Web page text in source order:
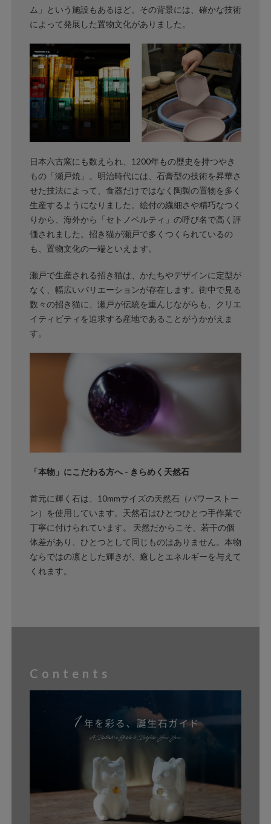
ム」という施設もあるほど。その背景には、確かな技術
によって発展した置物文化がありました。
日本六古窯にも数えられ、1200年もの歴史を持つやき
もの「瀬戸焼」。明治時代には、石膏型の技術を昇華さ
せた技法によって、食器だけではなく陶製の置物を多く
生産するようになりました。絵付の繊細さや精巧なつく
りから、海外から「セトノベルティ」の呼び名で高く評
価されました。招き猫が瀬戸で多くつくられているの
も、置物文化の一端といえます。
瀬戸で生産される招き猫は、かたちやデザインに定型が
なく、幅広いバリエーションが存在します。街中で見る
数々の招き猫に、瀬戸が伝統を重んじながらも、クリエ
イティビティを追求する産地であることがうかがえま
す。
「本物」にこだわる方へ - きらめく天然石
首元に輝く石は、10mmサイズの天然石（パワーストー
ン）を使用しています。天然石はひとつひとつ手作業で
丁寧に付けられています。 天然だからこそ、若干の個
体差があり、ひとつとして同じものはありません。本物
ならではの凛とした輝きが、癒しとエネルギーを与えて
くれます。
Contents